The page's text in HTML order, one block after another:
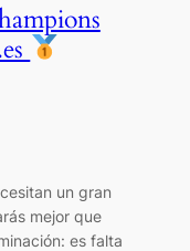
un gran
mejor que
es falta